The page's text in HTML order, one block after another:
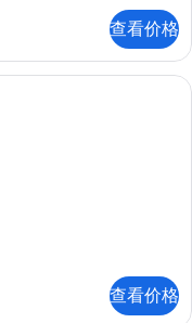
查看价格
用品、加厚床垫、客房内保
查看价格